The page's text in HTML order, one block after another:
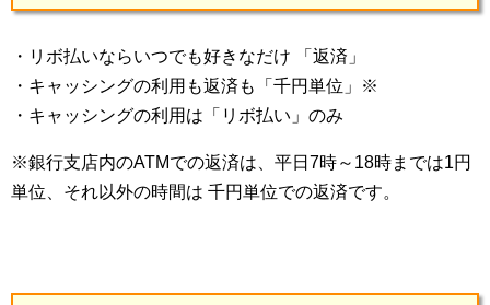
・リボ払いならいつでも好きなだけ 「返済」
・キャッシングの利用も返済も「千円単位」※
・キャッシングの利用は「リボ払い」のみ
※銀行支店内のATMでの返済は、平日7時～18時までは1円
単位、それ以外の時間は 千円単位での返済です。